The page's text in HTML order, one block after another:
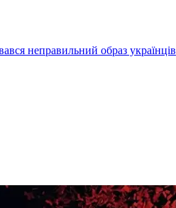
неправильний образ українців